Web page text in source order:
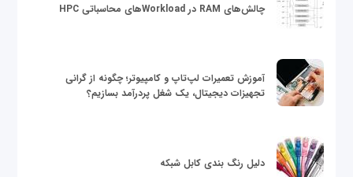
چالش‌های RAM در Workloadهای محاسباتی HPC
آموزش تعمیرات لپ‌تاپ و کامپیوتر؛ چگونه از گرانی
تجهیزات دیجیتال، یک شغل پردرآمد بسازیم؟
دلیل رنگ بندی کابل شبکه